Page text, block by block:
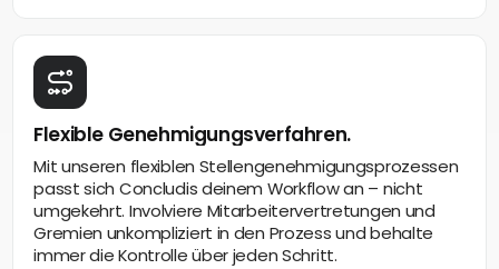
Flexible Genehmigungsverfahren.
Mit unseren flexiblen Stellengenehmigungsprozessen
passt sich Concludis deinem Workflow an – nicht
umgekehrt. Involviere Mitarbeitervertretungen und
Gremien unkompliziert in den Prozess und behalte
immer die Kontrolle über jeden Schritt.